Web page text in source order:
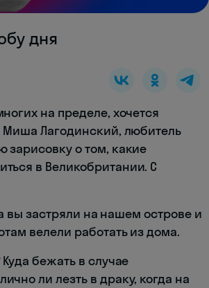
дня
на пределе, хочется
Миша Лагодинский, любитель
зарисовку о том, какие
в Великобритании. С
вы застряли на нашем острове и
велели работать из дома.
бежать в случае
ли лезть в драку, когда на